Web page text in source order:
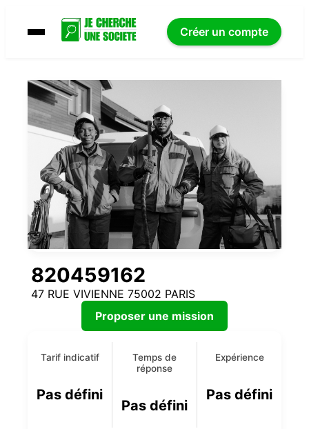
Créer un compte
820459162
47 RUE VIVIENNE 75002 PARIS
Proposer une mission
Tarif indicatif
Pas défini
Temps de
réponse
Pas défini
Expérience
Pas défini